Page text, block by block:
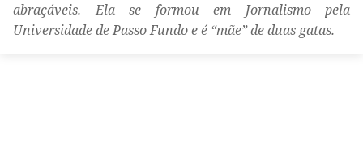
abraçáveis. Ela se formou em Jornalismo pela
Universidade de Passo Fundo e é “mãe” de duas gatas.